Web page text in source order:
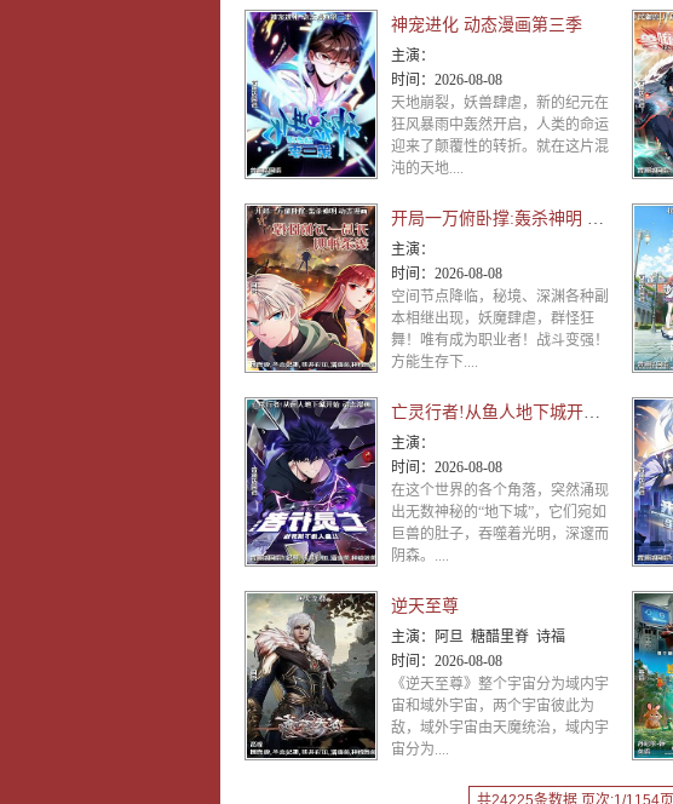
神宠进化 动态漫画第三季
主演：
时间： 2026-08-08
天地崩裂，妖兽肆虐，新的纪元在
狂风暴雨中轰然开启，人类的命运
迎来了颠覆性的转折。就在这片混
沌的天地....
开局一万俯卧撑:轰杀神明 动态漫画
主演：
时间： 2026-08-08
空间节点降临，秘境、深渊各种副
本相继出现，妖魔肆虐，群怪狂
舞！唯有成为职业者！战斗变强！
方能生存下....
亡灵行者!从鱼人地下城开始 动态漫画
主演：
时间： 2026-08-08
在这个世界的各个角落，突然涌现
出无数神秘的“地下城”，它们宛如
巨兽的肚子，吞噬着光明，深邃而
阴森。....
逆天至尊
主演：
阿旦 糖醋里脊 诗福
时间： 2026-08-08
《逆天至尊》整个宇宙分为域内宇
宙和域外宇宙，两个宇宙彼此为
敌，域外宇宙由天魔统治，域内宇
宙分为....
共24225条数据 页次:1/1154页